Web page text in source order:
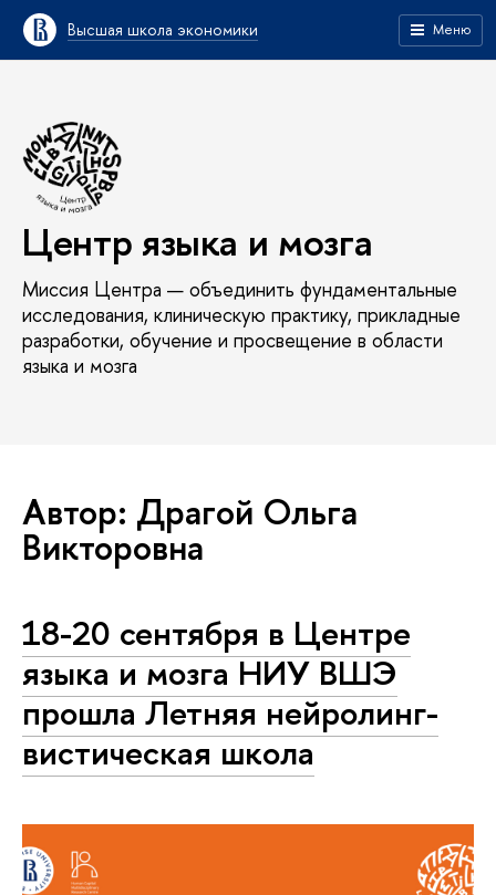
Высшая школа экономики Меню
Центр языка и мозга
Миссия Центра — объединить фундаментальные
исследования, клиническую практику, прикладные
разработки, обучение и просвещение в области
языка и мозга
Автор: Драгой Ольга
Викторовна
18-20 сентября в Центре
языка и мозга НИУ ВШЭ
прошла Летняя ней­ро­линг­
ви­сти­че­ская школа